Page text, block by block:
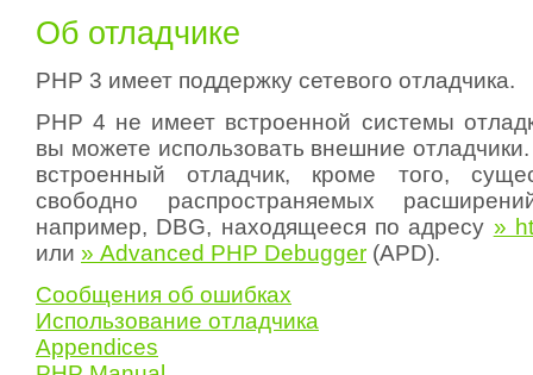
Об отладчике
PHP 3 имеет поддержку сетевого отладчика.
PHP 4 не имеет встроенной системы
вы можете использовать внешние
встроенный отладчик, кроме того,
свободно распространяемых
например, DBG, находящееся по адресу »
или » Advanced PHP Debugger (APD).
Сообщения об ошибках
Использование отладчика
Appendices